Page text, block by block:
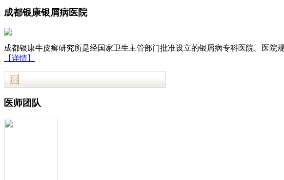
成都银康银屑病医院
成都银康牛皮癣研究所是经国家卫生主管部门批准设立的银屑病专科医院。医
【详情】
医师团队